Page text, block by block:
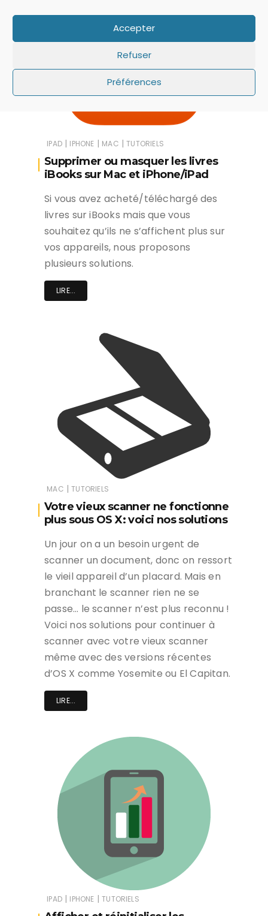
Accepter
Refuser
Préférences
IPAD | IPHONE | MAC | TUTORIELS
Supprimer ou masquer les livres
iBooks sur Mac et iPhone/iPad
Si vous avez acheté/téléchargé des
livres sur iBooks mais que vous
souhaitez qu’ils ne s’affichent plus sur
vos appareils, nous proposons
plusieurs solutions.
LIRE...
MAC | TUTORIELS
Votre vieux scanner ne fonctionne
plus sous OS X: voici nos solutions
Un jour on a un besoin urgent de
scanner un document, donc on ressort
le vieil appareil d’un placard. Mais en
branchant le scanner rien ne se
passe… le scanner n’est plus reconnu !
Voici nos solutions pour continuer à
scanner avec votre vieux scanner
même avec des versions récentes
d’OS X comme Yosemite ou El Capitan.
LIRE...
IPAD | IPHONE | TUTORIELS